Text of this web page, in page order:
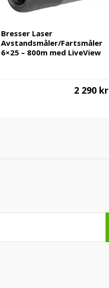
Bresser Laser
Avstandsmåler/Fartsmåler
6×25 – 800m med LiveView
2 290 kr